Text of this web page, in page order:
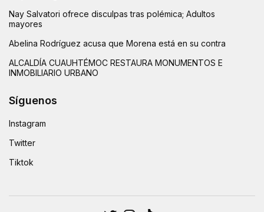
Nay Salvatori ofrece disculpas tras polémica; Adultos
mayores
Abelina Rodríguez acusa que Morena está en su contra
ALCALDÍA CUAUHTÉMOC RESTAURA MONUMENTOS E
INMOBILIARIO URBANO
Síguenos
Instagram
Twitter
Tiktok